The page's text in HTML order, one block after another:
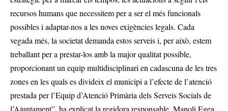
recursos humans que necessitem per a ser el més funcionals
possibles i adaptar-nos a les noves exigències legals. Cada
vegada més, la societat demanda estos serveis i, per això, estem
treballant per a prestar-los amb la major qualitat possible,
proporcionant un equip multidisciplinari en cadascuna de les tres
zones en les quals es divideix el municipi a l’efecte de l’atenció
prestada per l’Equip d’Atenció Primària dels Serveis Socials de